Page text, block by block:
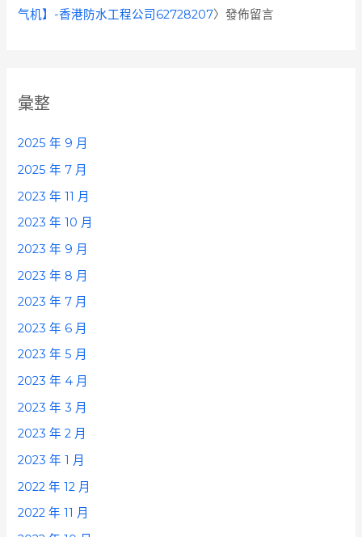
气机】-香港防水工程公司62728207〉發佈留言
彙整
2025 年 9 月
2025 年 7 月
2023 年 11 月
2023 年 10 月
2023 年 9 月
2023 年 8 月
2023 年 7 月
2023 年 6 月
2023 年 5 月
2023 年 4 月
2023 年 3 月
2023 年 2 月
2023 年 1 月
2022 年 12 月
2022 年 11 月